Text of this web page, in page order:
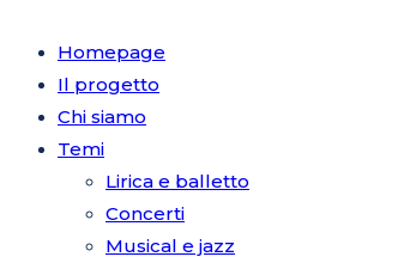
Homepage
Il progetto
Chi siamo
Temi
Lirica e balletto
Concerti
Musical e jazz